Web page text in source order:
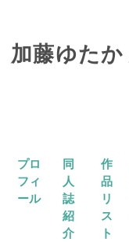
加藤ゆた
プロ
フィ
ール
同
人
誌
紹
介
作
品
リ
ス
ト